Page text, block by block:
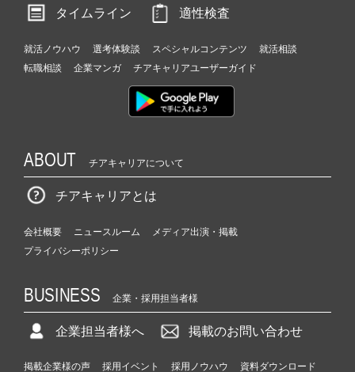
タイムライン
適性検査
就活ノウハウ 選考体験談 スペシャルコンテンツ
就活相談
転職相談
企業マンガ チアキャリアユーザーガイド
ABOUT チアキャリアについて
チアキャリアとは
会社概要 ニュースルーム
メディア出演・掲載
プライバシーポリシー
BUSINESS 企業・採用担当者様
企業担当者様へ 掲載のお問い合わせ
掲載企業様の声 採用イベント 採用ノウハウ 資料ダウンロード